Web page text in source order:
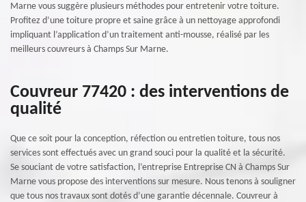
Marne vous suggère plusieurs méthodes pour entretenir votre toiture.
Profitez d’une toiture propre et saine grâce à un nettoyage approfondi
impliquant l’application d’un traitement anti-mousse, réalisé par les
meilleurs couvreurs à Champs Sur Marne.
Couvreur 77420 : des interventions de
qualité
Que ce soit pour la conception, réfection ou entretien toiture, tous nos
services sont effectués avec un grand souci pour la qualité et la sécurité.
Se souciant de votre satisfaction, l’entreprise Entreprise CN à Champs Sur
Marne vous propose des interventions sur mesure. Nous tenons à souligner
que tous nos travaux sont dotés d’une garantie décennale. Couvreur à